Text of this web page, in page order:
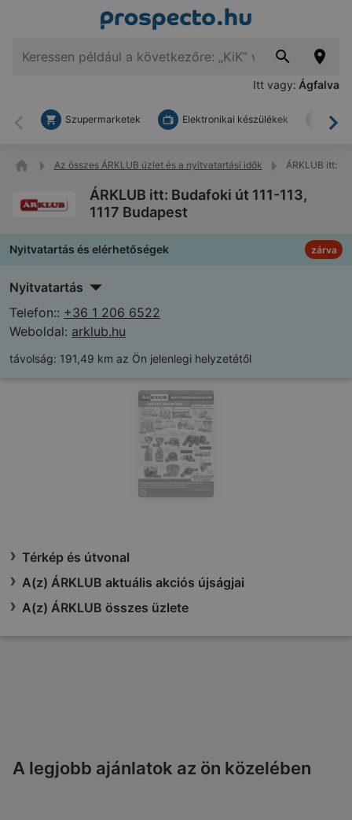
Itt vagy: Ágfalva
Vissza
Szupermarketek Elektronikai készülékek
Az összes ÁRKLUB üzlet és a nyitvatartási idők ÁRKLUB itt:
ÁRKLUB itt: Budafoki út 111-113,
1117 Budapest
Nyitvatartás és elérhetőségek zárva
Nyitvatartás
Telefon:: +36 1 206 6522
Weboldal: arklub.hu
távolság: 191,49 km az Ön jelenlegi helyzetétől
Térkép és útvonal
A(z) ÁRKLUB aktuális akciós újságjai
A(z) ÁRKLUB összes üzlete
A legjobb ajánlatok az ön közelében